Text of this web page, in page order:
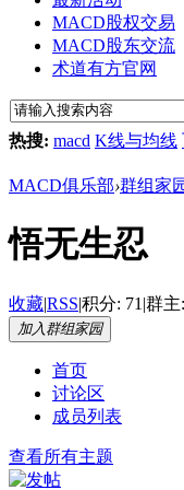
MACD股权交易
MACD股东交流
术道有方官网
热搜: macd K线与均线
MACD俱乐部›群组家
悟无生忍
收藏|RSS|积分: 71 |群主:
加入群组家园
首页
讨论区
成员列表
查看所有主题